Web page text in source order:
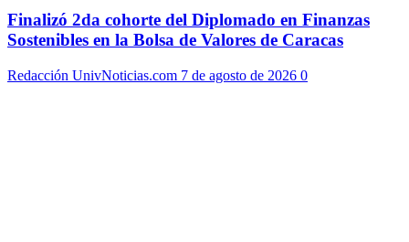
Finalizó 2da cohorte del Diplomado en Finanzas
Sostenibles en la Bolsa de Valores de Caracas
Redacción UnivNoticias.com 7 de agosto de 2026 0